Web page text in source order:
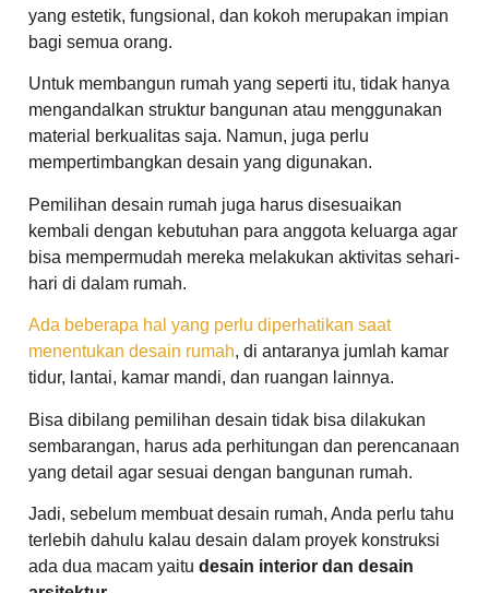
yang estetik, fungsional, dan kokoh merupakan impian
bagi semua orang.
Untuk membangun rumah yang seperti itu, tidak hanya
mengandalkan struktur bangunan atau menggunakan
material berkualitas saja. Namun, juga perlu
mempertimbangkan desain yang digunakan.
Pemilihan desain rumah juga harus disesuaikan
kembali dengan kebutuhan para anggota keluarga agar
bisa mempermudah mereka melakukan aktivitas sehari-
hari di dalam rumah.
Ada beberapa hal yang perlu diperhatikan saat
menentukan desain rumah, di antaranya jumlah kamar
tidur, lantai, kamar mandi, dan ruangan lainnya.
Bisa dibilang pemilihan desain tidak bisa dilakukan
sembarangan, harus ada perhitungan dan perencanaan
yang detail agar sesuai dengan bangunan rumah.
Jadi, sebelum membuat desain rumah, Anda perlu tahu
terlebih dahulu kalau desain dalam proyek konstruksi
ada dua macam yaitu desain interior dan desain